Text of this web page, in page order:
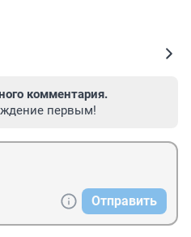
комментария.
первым!
Отправить